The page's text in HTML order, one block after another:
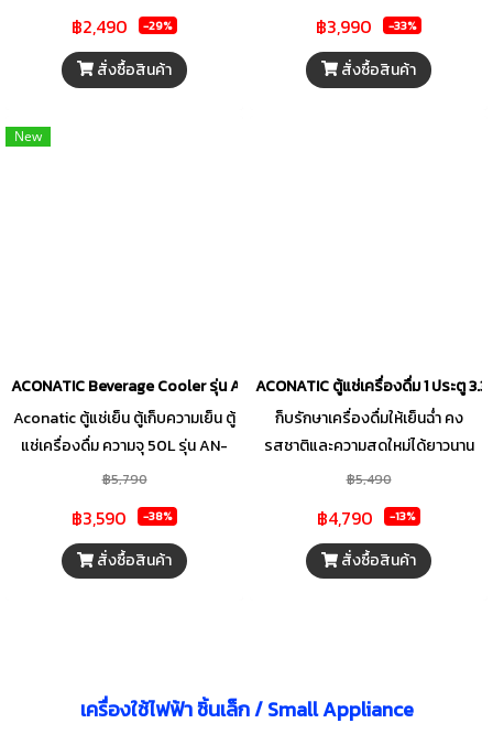
คิว ระบบละลายน้ำแข็ง:กึ่งอัตโนมัติ
ขนาด(คิว):1.7 ปริมาณความ
จุ(ลิตร):46.8 ระบบทำความ
฿2,490 -29%
สั่งซื้อสินค้า
วางกระจกนิรภัยให้คุณเก็บอาหารได้
อย่างมั่นใจมากยิ่งขึ้น
฿3,990 -33%
สั่งซื้อสินค้า
New
ACONATIC Beverage Cooler รุ่น AN-BC50 ตู้แช่เครื่องดื่ม ความจุขนาด
Aconatic ตู้แช่เย็น ตู้เก็บความเย็น ตู้
แช่เครื่องดื่ม ความจุ 50L รุ่น AN-
BC50 สามารถแช่ไวน์ได้ ผลไม้
เซอร์ 3 ปี)
฿5,790
฿3,590 -38%
สั่งซื้อสินค้า
ACONATIC ตู้แช่เครื่องดื่ม 1 ประตู
ก็บรักษาเครื่องดื่มให้เย็นฉ่ำ คง
รสชาติและความสดใหม่ได้ยาวนาน
ด้วยตู้เย็นมินิบาร์หน้ากระจก 3.3 คิว
ด้วยดีไซน์ตู้กระจกใส มองเห็นเครื่อง
ดื่มภายในได้ชัดเจน ทำงานเงียบกริบ
ด้วยเสียงการทำงานที่เบาเพียง 40
ค้า
฿5,490
฿4,790 -13%
สั่งซื้อสินค้า
เครื่องใช้ไฟฟ้า ชิ้นเล็ก / Small Appliance